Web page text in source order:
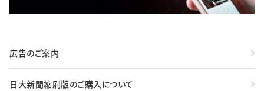
広告のご案内
日大新聞縮刷版のご購入について